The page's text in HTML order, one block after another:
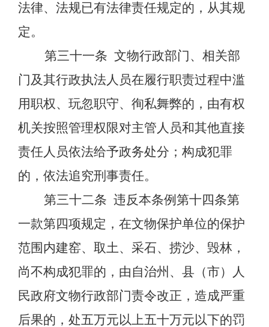
法律、法规已有法律责任规定的，从其规
定。
第三十一条 文物行政部门、相关部
门及其行政执法人员在履行职责过程中滥
用职权、玩忽职守、徇私舞弊的，由有权
机关按照管理权限对主管人员和其他直接
责任人员依法给予政务处分；构成犯罪
的，依法追究刑事责任。
第三十二条 违反本条例第十四条第
一款第四项规定，在文物保护单位的保护
范围内建窑、取土、采石、捞沙、毁林，
尚不构成犯罪的，由自治州、县（市）人
民政府文物行政部门责令改正，造成严重
后果的，处五万元以上五十万元以下的罚